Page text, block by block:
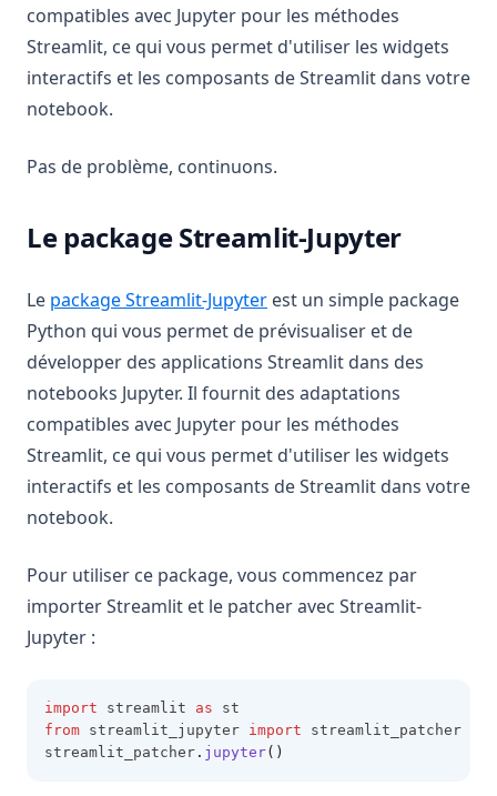
compatibles avec Jupyter pour les méthodes
Streamlit, ce qui vous permet d'utiliser les widgets
interactifs et les composants de Streamlit dans votre
notebook.
Pas de problème, continuons.
Le package Streamlit-Jupyter
Le package Streamlit-Jupyter(opens in a new tab)
est un simple package
Python qui vous permet de prévisualiser et de
développer des applications Streamlit dans des
notebooks Jupyter. Il fournit des adaptations
compatibles avec Jupyter pour les méthodes
Streamlit, ce qui vous permet d'utiliser les widgets
interactifs et les composants de Streamlit dans votre
notebook.
Pour utiliser ce package, vous commencez par
importer Streamlit et le patcher avec Streamlit-
Jupyter :
import streamlit as st
from streamlit_jupyter import streamlit_patcher
streamlit_patcher . jupyter()